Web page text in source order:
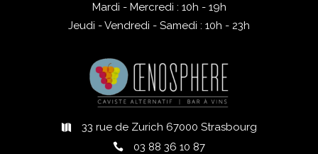
Mardi - Mercredi : 10h - 19h
Jeudi - Vendredi - Samedi : 10h - 23h
33 rue de Zurich 67000 Strasbourg
03 88 36 10 87